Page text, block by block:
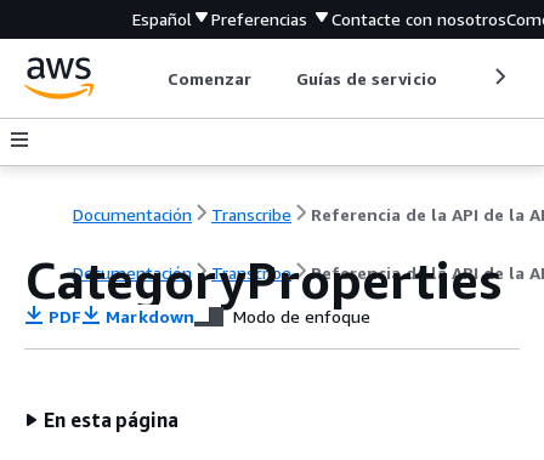
Español Preferencias Contacte con nosotros
Comenzar Guías de servicio
Documentación Transcribe
Documentación Transcribe Referencia de la API de la
CategoryProperties
PDF Markdown Modo de enfoque
En esta página